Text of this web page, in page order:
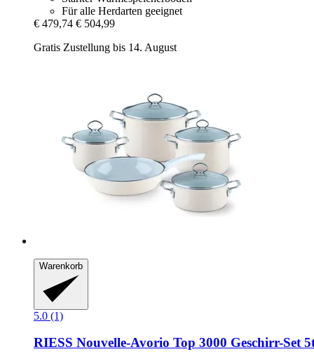
Für alle Herdarten geeignet
€ 479,74 € 504,99
Gratis Zustellung bis 14. August
Warenkorb
5.0 (1)
RIESS Nouvelle-​Avorio Top 3000 Geschirr-​Set